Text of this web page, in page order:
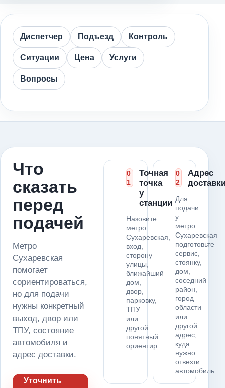
Диспетчер Подъезд Контроль
Ситуации Цена Услуги
Вопросы
Что
сказать
перед
подачей
Метро
Сухаревская
помогает
сориентироваться,
но для подачи
нужны конкретный
выход, двор или
ТПУ, состояние
автомобиля и
адрес доставки.
Уточнить
0
1
Точная
точка
у
станции
Назовите
метро
Сухаревская,
вход,
сторону
улицы,
ближайший
дом,
двор,
парковку,
ТПУ
или
другой
понятный
ориентир.
0
2
Адрес
Для
подачи
у
метро
Сухаревская
подготовьте
сервис,
стоянку,
дом,
соседний
район,
город
области
или
другой
адрес,
куда
нужно
отвезти
автомобиль.